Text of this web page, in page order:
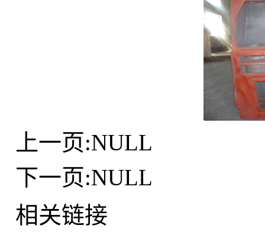
上一页:NULL
下一页:NULL
相关链接